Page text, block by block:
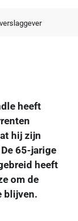
heeft
hij zijn
65-jarige
heeft
om de
blijven.